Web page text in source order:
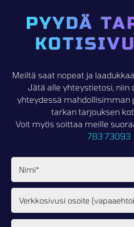
PYYDÄ
Meiltä saat nopeat ja
Jätä alle yhteystietosi, niin
yhteydessä mahdollisimman
tarkan tarjouksen
Voit myös soittaa meille
783 73093